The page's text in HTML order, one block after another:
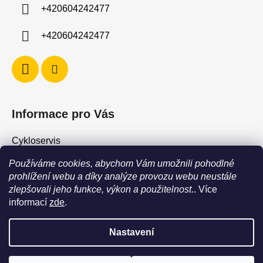
Používáme cookies, abychom Vám umožnili pohodlné
prohlížení webu a díky analýze provozu webu neustále
zlepšovali jeho funkce, výkon a použitelnost.. Více
informací zde.
Nastavení
POZOR - stav zboží SKLADEM neodpovídá stavu na prodejně. Při
objednání zboží s vyzvednutím na prodejně vždy vyčkejte na
+420604242477
+420604242477
Informace pro Vás
Cykloservis
Skiservis
Obchodní podmínky
Podmínky ochrany osobních údajů
Vytvořil Shoptet